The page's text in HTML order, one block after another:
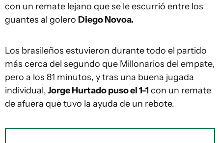
con un remate lejano que se le escurrió entre los
guantes al golero Diego Novoa.
Los brasileños estuvieron durante todo el partido
más cerca del segundo que Millonarios del empate,
pero a los 81 minutos, y tras una buena jugada
individual,Jorge Hurtado puso el 1-1 con un remate
de afuera que tuvo la ayuda de un rebote.